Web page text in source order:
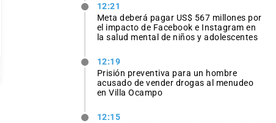
12:21
Meta deberá pagar US$ 567 millones por
el impacto de Facebook e Instagram en
la salud mental de niños y adolescentes
12:19
Prisión preventiva para un hombre
acusado de vender drogas al menudeo
en Villa Ocampo
12:15